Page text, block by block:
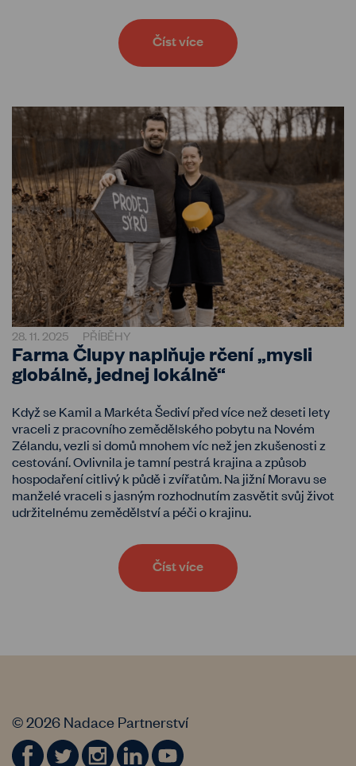
Číst více
28. 11. 2025 PŘÍBĚHY
Farma Člupy naplňuje rčení „mysli
globálně, jednej lokálně“
Když se Kamil a Markéta Šediví před více než deseti lety
vraceli z pracovního zemědělského pobytu na Novém
Zélandu, vezli si domů mnohem víc než jen zkušenosti z
cestování. Ovlivnila je tamní pestrá krajina a způsob
hospodaření citlivý k půdě i zvířatům. Na jižní Moravu se
manželé vraceli s jasným rozhodnutím zasvětit svůj život
udržitelnému zemědělství a péči o krajinu.
Číst více
© 2026 Nadace Partnerství